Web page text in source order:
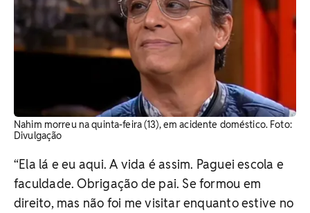
Nahim morreu na quinta-feira (13), em acidente doméstico. Foto:
Divulgação
“Ela lá e eu aqui. A vida é assim. Paguei escola e
faculdade. Obrigação de pai. Se formou em
direito, mas não foi me visitar enquanto estive no